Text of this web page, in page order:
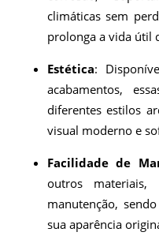
climáticas sem
prolonga a vida útil
Estética:
acabamentos,
diferentes estilos
visual moderno e
Facilidade de
outros
manutenção,
sua aparência